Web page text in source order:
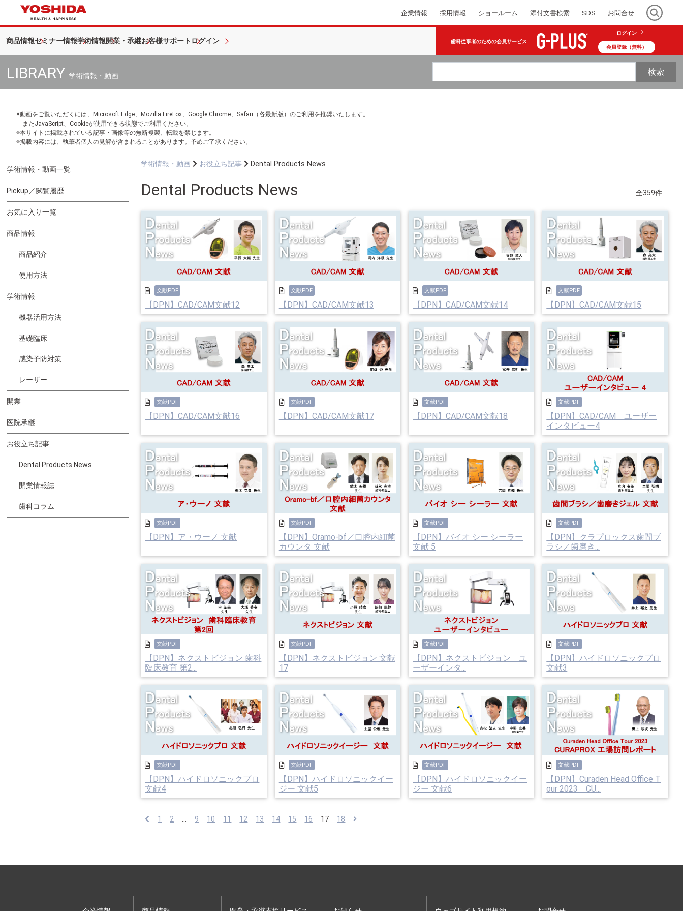
企業情報 採用情報 ショールーム 添付文書検索 SDS お問合せ
商品情報セミナー情報学術情報開業・承継お客様サポート ログイン 歯科従事者のための会員サービス
ログイン
会員登録（無料）
LIBRARY 学術情報・動画 検索
※動画をご覧いただくには、Microsoft Edge、Mozilla FireFox、Google Chrome、Safari（各最新版）のご利用を推奨いたします。
またJavaScript、Cookieが使用できる状態でご利用ください。
※本サイトに掲載されている記事・画像等の無断複製、転載を禁じます。
※掲載内容には、執筆者個人の見解が含まれることがあります。予めご了承ください。
学術情報・動画一覧
Pickup／閲覧履歴
お気に入り一覧
商品情報
商品紹介
使用方法
学術情報
機器活用方法
基礎臨床
感染予防対策
レーザー
開業
医院承継
お役立ち記事
Dental Products News
開業情報誌
歯科コラム
学術情報・動画 お役立ち記事 Dental Products News
Dental Products News 全359件
文献PDF
【DPN】CAD/CAM文献12
文献PDF
【DPN】CAD/CAM文献13
文献PDF
【DPN】CAD/CAM文献14
文献PDF
【DPN】CAD/CAM文献15
文献PDF
【DPN】CAD/CAM文献16
文献PDF
【DPN】CAD/CAM文献17
文献PDF
【DPN】CAD/CAM文献18
文献PDF
【DPN】CAD/CAM ユーザー
インタビュー4
文献PDF
【DPN】ア・ウーノ 文献
文献PDF
【DPN】Oramo-bf／口腔内細菌
カウンタ 文献
文献PDF
【DPN】バイオ シー シーラー
文献 5
文献PDF
【DPN】クラプロックス歯間ブ
ラシ／歯磨き...
文献PDF
【DPN】ネクストビジョン 歯科
臨床教育 第2...
文献PDF
【DPN】ネクストビジョン 文献
17
文献PDF
【DPN】ネクストビジョン ユ
ーザーインタ...
文献PDF
【DPN】ハイドロソニックプロ
文献3
文献PDF
【DPN】ハイドロソニックプロ
文献4
文献PDF
【DPN】ハイドロソニックイー
ジー 文献5
文献PDF
【DPN】ハイドロソニックイー
ジー 文献6
文献PDF
【DPN】Curaden Head Office T
our 2023 CU...
1 2 ... 9 10 11 12 13 14 15 16 17 18